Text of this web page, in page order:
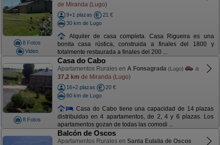
8 Fotos
Video
de Miranda (Lugo)
9+1 plazas
21 €
30 km de Lugo
Alquiler de casa completa. Casa Rigueira es una
bonita casa rústica, construida a finales del 1800 y
totalmente restaurada a finales del 200 ...
8 Fotos
Casa do Cabo
Apartamentos Rurales en A Fonsagrada (Lugo)
a
37,2 km de Miranda (Lugo)
16+2 plazas
20 €
80 km de Lugo
Casa do Cabo tiene una capacidad de 14 plazas
distribuidas en 4 apartamentos, de 2, 4 y 6 plazas. Los
apartamentos gozan de todas las comodi ...
Balcón de Oscos
Apartamentos Rurales en Santa Eulalia de Oscos